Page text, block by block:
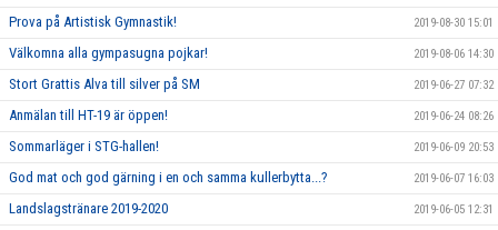
Prova på Artistisk Gymnastik! 2019-08-30 15:01
Välkomna alla gympasugna pojkar! 2019-08-06 14:30
Stort Grattis Alva till silver på SM 2019-06-27 07:32
Anmälan till HT-19 är öppen! 2019-06-24 08:26
Sommarläger i STG-hallen! 2019-06-09 20:53
God mat och god gärning i en och samma kullerbytta...? 2019-06-07 16:03
Landslagstränare 2019-2020 2019-06-05 12:31